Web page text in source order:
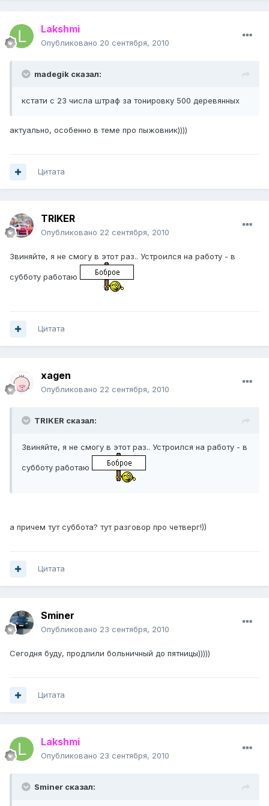
Lakshmi
Опубликовано 20 сентября, 2010
madegik сказал:
кстати с 23 числа штраф за тонировку 500 деревянных
актуально, особенно в теме про пыжовник))))
Цитата
TRIKER
Опубликовано 22 сентября, 2010
Звиняйте, я не смогу в этот раз.. Устроился на работу - в
субботу работаю
Цитата
xagen
Опубликовано 22 сентября, 2010
TRIKER сказал:
Звиняйте, я не смогу в этот раз.. Устроился на работу - в
субботу работаю
а причем тут суббота? тут разговор про четверг!))
Цитата
Sminer
Опубликовано 23 сентября, 2010
Сегодня буду, продлили больничный до пятницы)))))
Цитата
Lakshmi
Опубликовано 23 сентября, 2010
Sminer сказал: